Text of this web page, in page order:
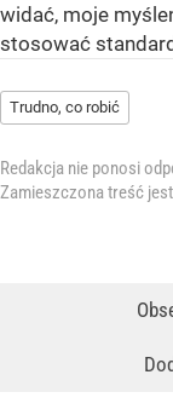
widać, moje
stosować
Trudno, co robić
Redakcja nie ponosi
Zamieszczona treść